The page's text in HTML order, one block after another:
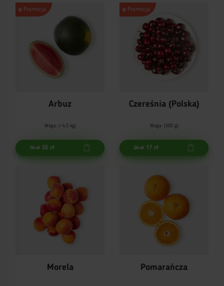
Promocja
Arbuz
Waga: (~4,5 kg)
70 zł 55 zł
Promocja
Czereśnia (Polska)
Waga: (500 g)
25 zł 17 zł
Morela Pomarańcza